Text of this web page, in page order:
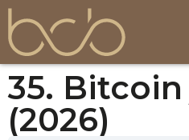
35.
(2026)